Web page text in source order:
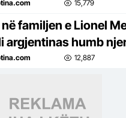
15,779
familjen e Lionel
argjentinas humb
12,887